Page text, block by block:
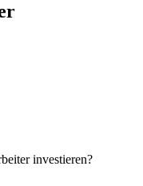
investieren?